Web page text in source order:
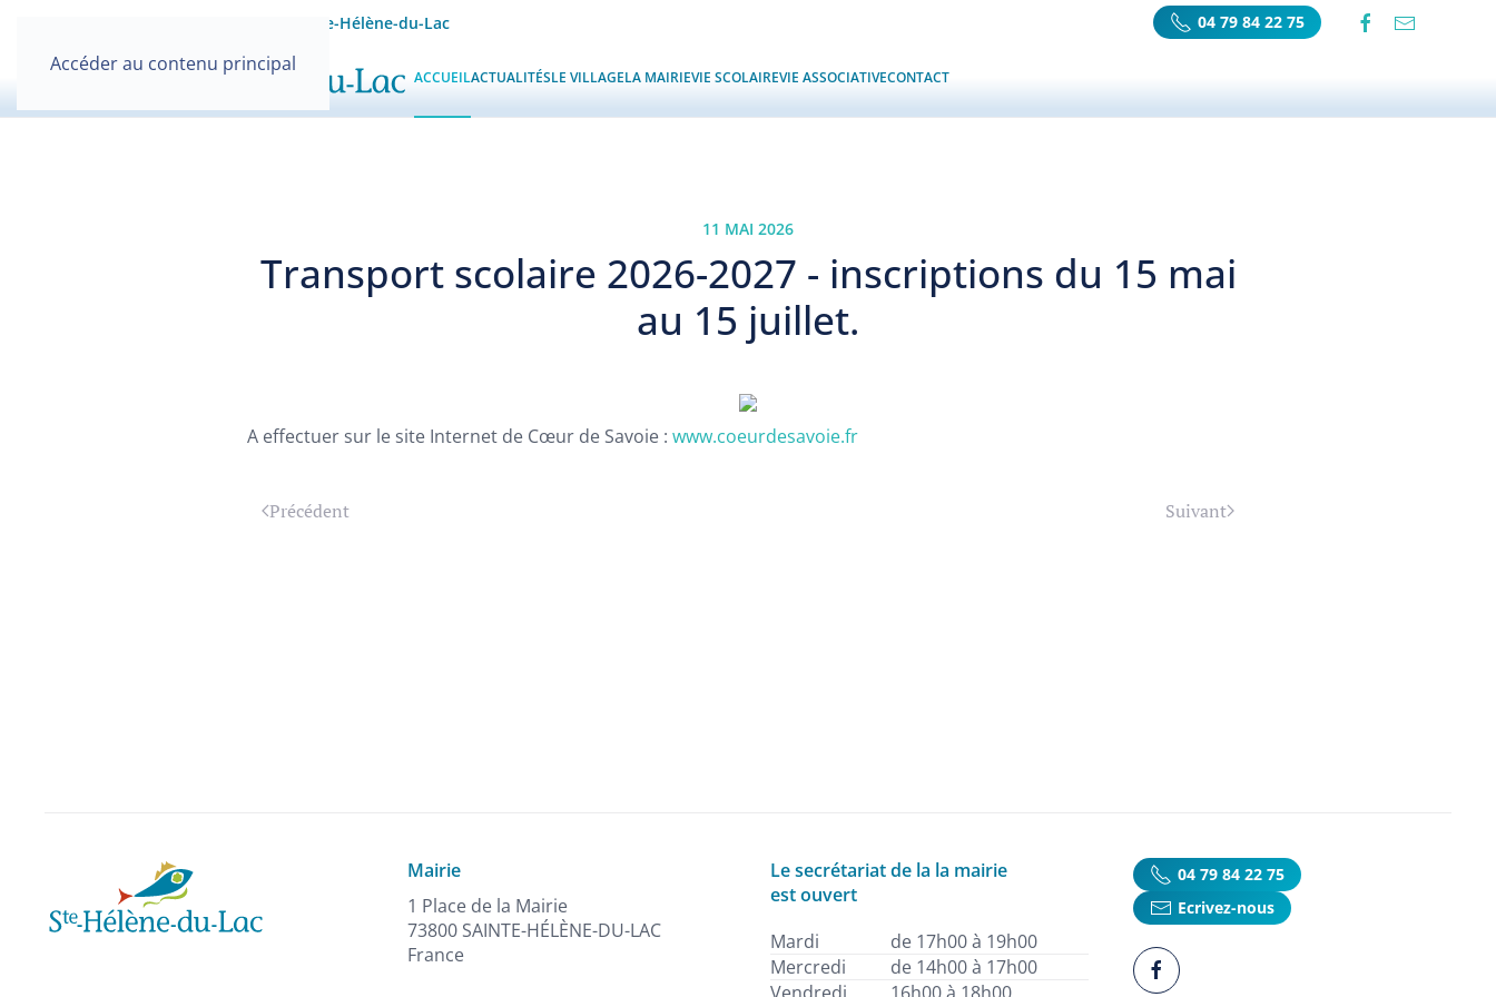
Accéder au contenu principal
Site officiel de la Mairie de Sainte-Hélène-du-Lac 04 79 84 22 75
ACCUEILACTUALITÉSLE VILLAGELA MAIRIEVIE SCOLAIREVIE ASSOCIATIVECONTACT
11 MAI 2026
Transport scolaire 2026-2027 - inscriptions du 15 mai
au 15 juillet.
A effectuer sur le site Internet de Cœur de Savoie : www.coeurdesavoie.fr
Précédent Suivant
Mairie
1 Place de la Mairie
73800 SAINTE-HÉLÈNE-DU-LAC
France
Le secrétariat de la la mairie
est ouvert
Mardi
de 17h00 à 19h00
Mercredi
de 14h00 à 17h00
04 79 84 22 75
Ecrivez-nous